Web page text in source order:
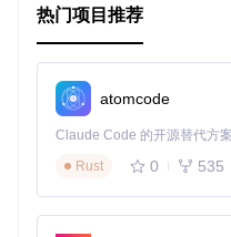
吧！
热门项目推荐
atomcode
Rust
0 535